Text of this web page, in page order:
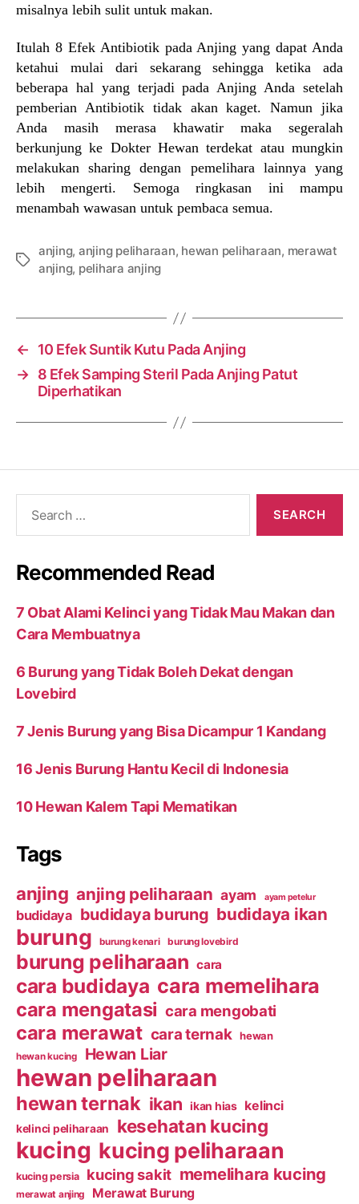
misalnya lebih sulit untuk makan.
Itulah 8 Efek Antibiotik pada Anjing yang dapat Anda
ketahui mulai dari sekarang sehingga ketika ada
beberapa hal yang terjadi pada Anjing Anda setelah
pemberian Antibiotik tidak akan kaget. Namun jika
Anda masih merasa khawatir maka segeralah
berkunjung ke Dokter Hewan terdekat atau mungkin
melakukan sharing dengan pemelihara lainnya yang
lebih mengerti. Semoga ringkasan ini mampu
menambah wawasan untuk pembaca semua.
Tags
anjing, anjing peliharaan, hewan peliharaan, merawat
anjing, pelihara anjing
←
10 Efek Suntik Kutu Pada Anjing
→ 8 Efek Samping Steril Pada Anjing Patut
Diperhatikan
Recommended Read
7 Obat Alami Kelinci yang Tidak Mau Makan dan
Cara Membuatnya
6 Burung yang Tidak Boleh Dekat dengan
Lovebird
7 Jenis Burung yang Bisa Dicampur 1 Kandang
16 Jenis Burung Hantu Kecil di Indonesia
10 Hewan Kalem Tapi Mematikan
Tags
anjing anjing peliharaan ayam ayam petelur
budidaya budidaya burung budidaya ikan
burung burung kenari burung lovebird
burung peliharaan cara
cara budidaya cara memelihara
cara mengatasi cara mengobati
cara merawat cara ternak hewan
hewan kucing Hewan Liar
hewan peliharaan
hewan ternak ikan ikan hias kelinci
kelinci peliharaan kesehatan kucing
kucing kucing peliharaan
kucing persia kucing sakit memelihara kucing
merawat anjing Merawat Burung